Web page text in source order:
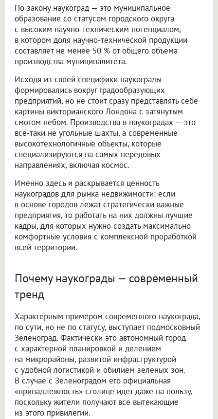
По закону наукоград — это муниципальное
образование со статусом городского округа
с высоким научно-техническим потенциалом,
в котором доля научно-технической продукции
составляет не менее 50 % от общего объема
производства муниципалитета.
Исходя из своей специфики наукограды
формировались вокруг градообразующих
предприятий, но не стоит сразу представлять себе
картины викторианского Лондона с затянутым
смогом небом. Производства в наукоградах — это
все-таки не угольные шахты, а современные
высокотехнологичные объекты, которые
специализируются на самых передовых
направлениях, включая космос.
Именно здесь и раскрывается ценность
наукоградов для рынка недвижимости: если
в основе городов лежат стратегически важные
предприятия, то работать на них должны лучшие
кадры, для которых нужно создать максимально
комфортные условия с комплексной проработкой
всей территории.
Почему наукограды — современный
тренд
Характерным примером современного наукограда,
по сути, но не по статусу, выступает подмосковный
Зеленоград. Фактически это автономный город
с характерной планировкой и делением
на микрорайоны, развитой инфраструктурой
с удобной логистикой и обилием зеленых зон.
В случае с Зеленоградом его официальная
«принадлежность» столице идет даже на пользу,
поскольку жители получают все вытекающие
из этого привилегии.